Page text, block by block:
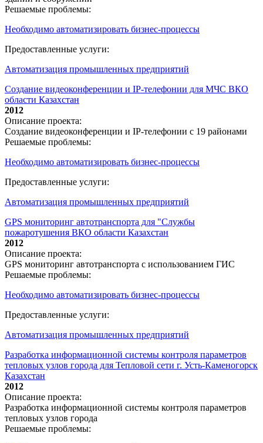
Решаемые проблемы:
Необходимо автоматизировать бизнес-процессы
Предоставленные услуги:
Автоматизация промышленных предприятий
Создание видеоконференции и IP-телефонии для МЧС ВКО
области Казахстан
2012
Описание проекта:
Создание видеоконференции и IP-телефонии с 19 районами
Решаемые проблемы:
Необходимо автоматизировать бизнес-процессы
Предоставленные услуги:
Автоматизация промышленных предприятий
GPS мониторинг автотранспорта для "Службы
пожаротушения ВКО области Казахстан
2012
Описание проекта:
GPS мониторинг автотранспорта с использованием ГИС
Решаемые проблемы:
Необходимо автоматизировать бизнес-процессы
Предоставленные услуги:
Автоматизация промышленных предприятий
Разработка информационной системы контроля параметров
тепловых узлов города для Тепловой сети г. Усть-Каменогорск
Казахстан
2012
Описание проекта:
Разработка информационной системы контроля параметров
тепловых узлов города
Решаемые проблемы: